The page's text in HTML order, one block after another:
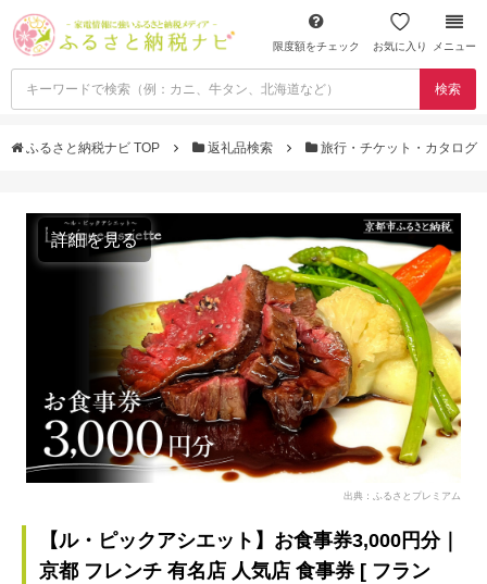
限度額をチェック お気に入り メニュー
検索
ふるさと納税ナビ TOP 返礼品検索 旅行・チケット・カタログ
詳細を見る
出典：ふるさとプレミアム
【ル・ピックアシエット】お食事券3,000円分｜
京都 フレンチ 有名店 人気店 食事券 [ フラン